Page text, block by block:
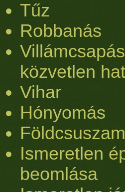
Tűz
Robbanás
közvetlen
Vihar
Hónyomás
Ismeretlen
beomlása